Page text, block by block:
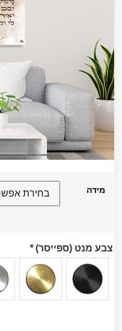
מידה
צבע מנט (ספייסר)*